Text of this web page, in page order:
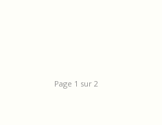
Page 1 sur 2